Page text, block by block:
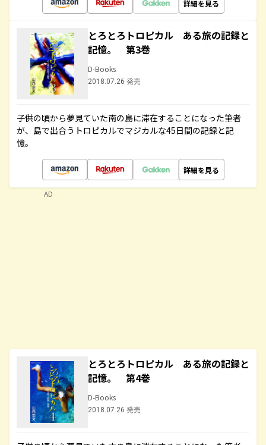
詳細を見る
とろとろトロピカル ある旅の記録と
記憶。 第3巻
D-Books
2018.07.26 発売
子供の頃から夢見ていた南の島に滞在することになった筆者
が、島で出合うトロピカルでマジカルな45日間の記録と記
憶。
詳細を見る
とろとろトロピカル ある旅の記録と
記憶。 第4巻
D-Books
2018.07.26 発売
AD